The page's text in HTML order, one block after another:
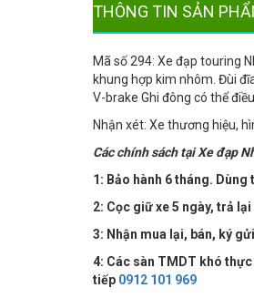
THÔNG TIN SẢN
Mã số 294: Xe đạp touring
khung hợp kim nhôm. Đùi
V-brake Ghi đông có thể
Nhận xét: Xe thương hiệu,
Các chính sách tại Xe đạp
1: Bảo hành 6 tháng.
2: Cọc giữ xe 5 ngày, trả
3: Nhận mua lại, bán, ký
4: Các sàn TMDT khó
tiếp 0912 101 969